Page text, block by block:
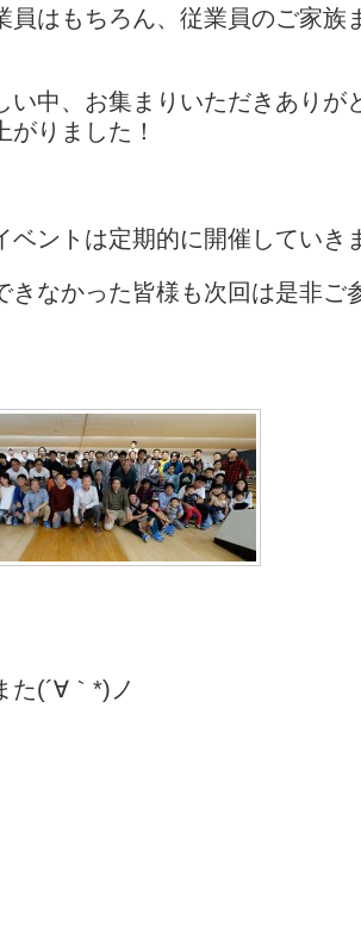
員はもちろん、従業員のご家族
い中、お集まりいただきありが
がりました！
ベントは定期的に開催していき
きなかった皆様も次回は是非ご
た(´∀｀*)ノ